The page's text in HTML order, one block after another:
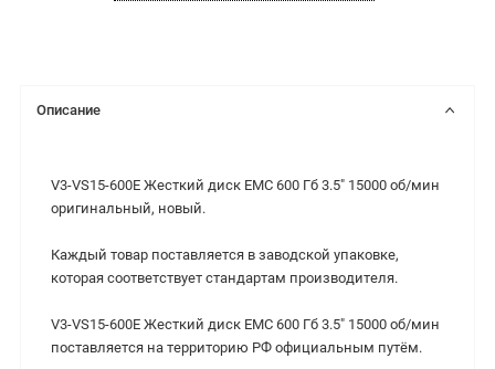
Описание
V3-VS15-600E Жесткий диск EMC 600 Гб 3.5" 15000 об/мин
оригинальный, новый.
Каждый товар поставляется в заводской упаковке,
которая соответствует стандартам производителя.
V3-VS15-600E Жесткий диск EMC 600 Гб 3.5" 15000 об/мин
поставляется на территорию РФ официальным путём.